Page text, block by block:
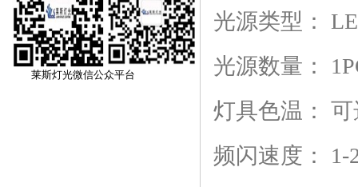
莱斯灯光微信公众平台
光源类型：
光源数量：
灯具色温：
可
频闪速度：
1-